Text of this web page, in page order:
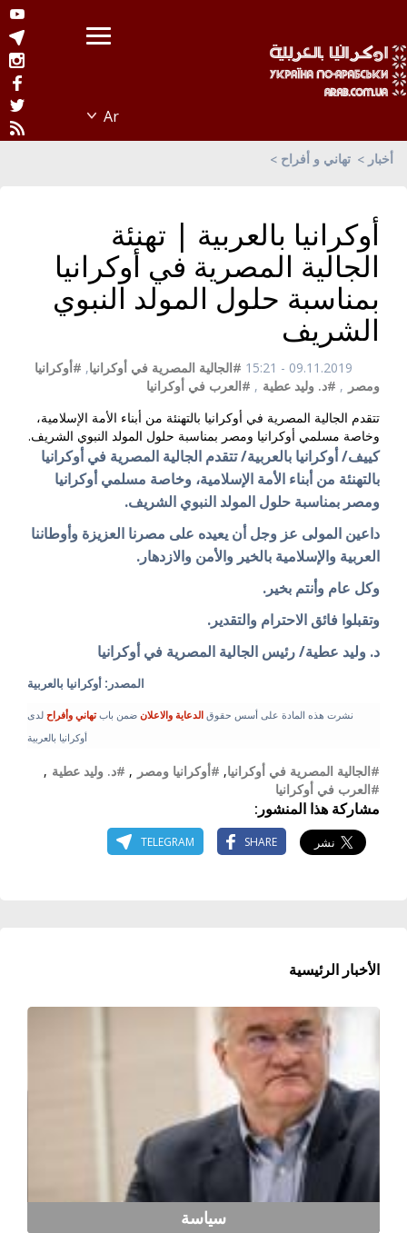
أخبار تهاني و أفراح
أوكرانيا بالعربية | تهنئة
الجالية المصرية في أوكرانيا
بمناسبة حلول المولد النبوي
الشريف
09.11.2019 - 15:21 #الجالية المصرية في أوكرانيا, #أوكرانيا
ومصر , #د. وليد عطية , #العرب في أوكرانيا
تتقدم الجالية المصرية في أوكرانيا بالتهنئة من أبناء الأمة الإسلامية،
وخاصة مسلمي أوكرانيا ومصر بمناسبة حلول المولد النبوي الشريف.
كييف/ أوكرانيا بالعربية/ تتقدم الجالية المصرية في أوكرانيا
بالتهنئة من أبناء الأمة الإسلامية، وخاصة مسلمي أوكرانيا
ومصر بمناسبة حلول المولد النبوي الشريف.
داعين المولى عز وجل أن يعيده على مصرنا العزيزة وأوطاننا
العربية والإسلامية بالخير والأمن والازدهار.
وكل عام وأنتم بخير.
وتقبلوا فائق الاحترام والتقدير.
د. وليد عطية/ رئيس الجالية المصرية في أوكرانيا
المصدر: أوكرانيا بالعربية
نشرت هذه المادة على أسس حقوق الدعاية والاعلان ضمن بابتهاني وأفراح لدى
أوكرانيا بالعربية
#الجالية المصرية في أوكرانيا, #أوكرانيا ومصر , #د. وليد عطية ,
#العرب في أوكرانيا
مشاركة هذا المنشور:
SHARE
TELEGRAM
الأخبار الرئيسية
سياسة